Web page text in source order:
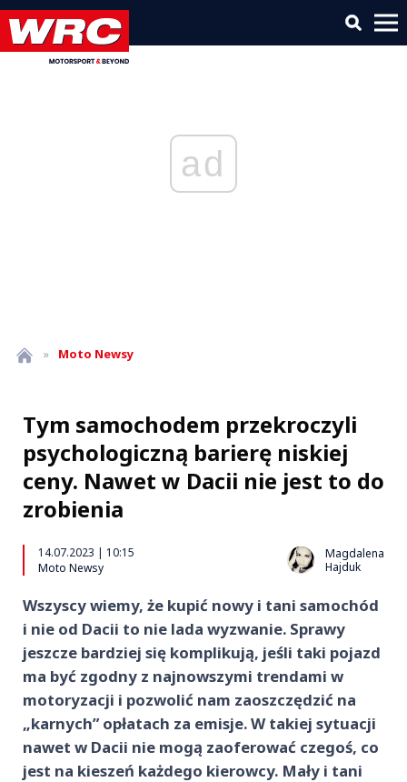
ad
» Moto Newsy
Tym samochodem przekroczyli
psychologiczną barierę niskiej
ceny. Nawet w Dacii nie jest to do
zrobienia
14.07.2023 | 10:15
Moto Newsy
Magdalena
Hajduk
Wszyscy wiemy, że kupić nowy i tani samochód
i nie od Dacii to nie lada wyzwanie. Sprawy
jeszcze bardziej się komplikują, jeśli taki pojazd
ma być zgodny z najnowszymi trendami w
motoryzacji i pozwolić nam zaoszczędzić na
„karnych” opłatach za emisje. W takiej sytuacji
nawet w Dacii nie mogą zaoferować czegoś, co
jest na kieszeń każdego kierowcy. Mały i tani